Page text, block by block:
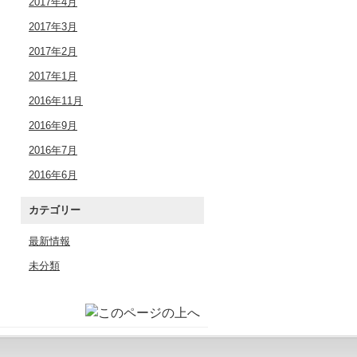
2017年3月
2017年2月
2017年1月
2016年11月
2016年9月
2016年7月
2016年6月
カテゴリー
最新情報
未分類